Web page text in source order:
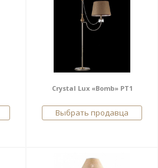
Crystal Lux «Bomb» PT1
Выбрать продавца